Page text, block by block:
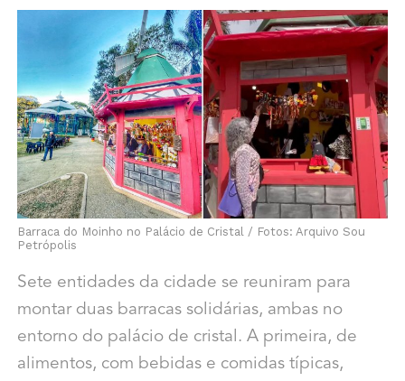
Barraca do Moinho no Palácio de Cristal / Fotos: Arquivo Sou
Petrópolis
Sete entidades da cidade se reuniram para
montar duas barracas solidárias, ambas no
entorno do palácio de cristal. A primeira, de
alimentos, com bebidas e comidas típicas,